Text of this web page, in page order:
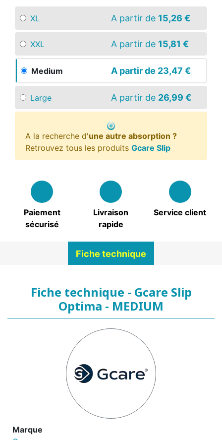
XL A partir de 15,26 €
XXL A partir de 15,81 €
Medium A partir de 23,47 €
Large A partir de 26,99 €
A la recherche d'une autre absorption ?
Retrouvez tous les produits Gcare Slip
Paiement
sécurisé
Livraison
rapide
Service client
Fiche technique
Fiche technique - Gcare Slip
Optima - MEDIUM
Marque